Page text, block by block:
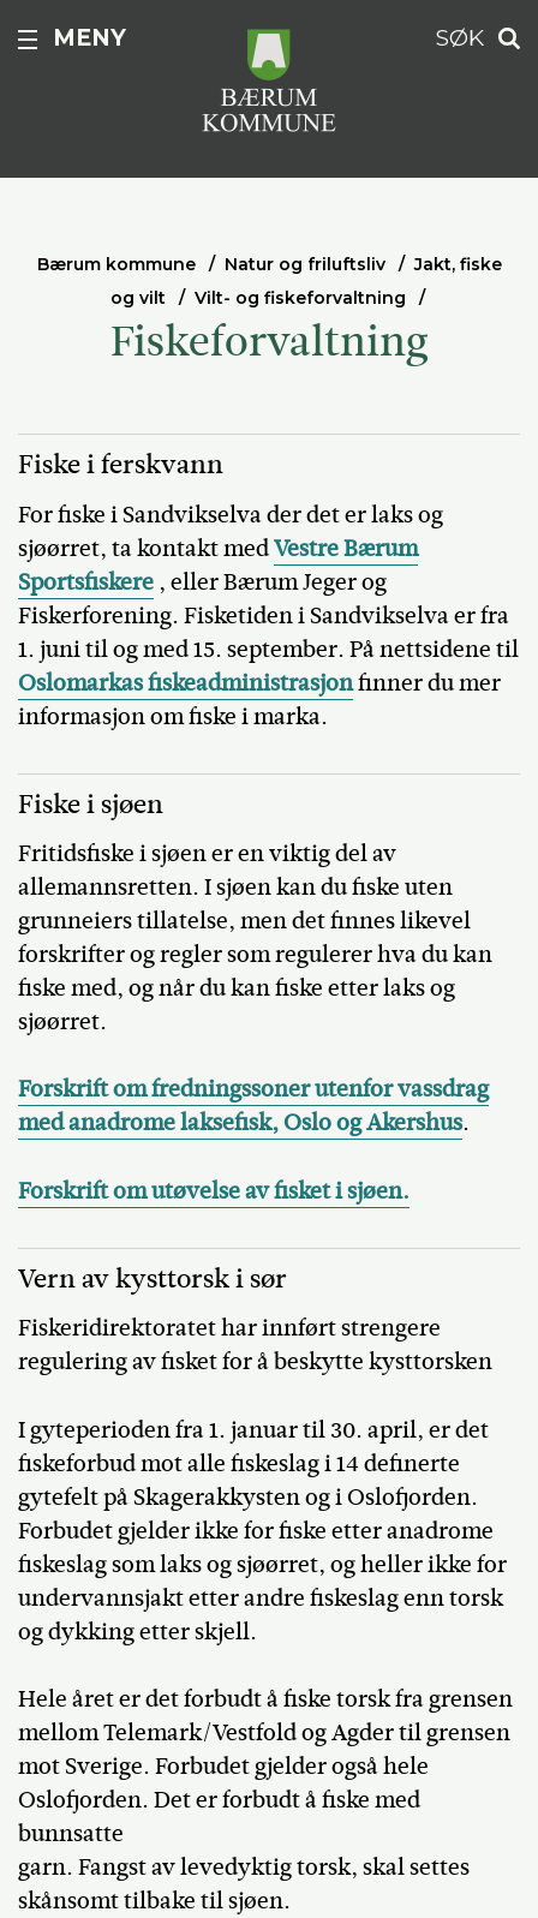
MENY SØK
Bærum kommune Natur og friluftsliv
Jakt, fiske
og vilt
Vilt- og fiskeforvaltning
Fiskeforvaltning
Fiske i ferskvann
For fiske i Sandvikselva der det er laks og
sjøørret, ta kontakt medVestre Bærum
Sportsfiskere , eller Bærum Jeger og
Fiskerforening. Fisketiden i Sandvikselva er fra
1. juni til og med 15. september. På nettsidene til
Oslomarkas fiskeadministrasjonfinner du mer
informasjon om fiske i marka.
Fiske i sjøen
Fritidsfiske i sjøen er en viktig del av
allemannsretten. I sjøen kan du fiske uten
grunneiers tillatelse, men det finnes likevel
forskrifter og regler som regulerer hva du kan
fiske med, og når du kan fiske etter laks og
sjøørret.
Forskrift om fredningssoner utenfor vassdrag
med anadrome laksefisk, Oslo og Akershus.
Forskrift om utøvelse av fisket i sjøen.
Vern av kysttorsk i sør
Fiskeridirektoratet har innført strengere
regulering av fisket for å beskytte kysttorsken
I gyteperioden fra 1. januar til 30. april, er det
fiskeforbud mot alle fiskeslag i 14 definerte
gytefelt på Skagerakkysten og i Oslofjorden.
Forbudet gjelder ikke for fiske etter anadrome
fiskeslag som laks og sjøørret, og heller ikke for
undervannsjakt etter andre fiskeslag enn torsk
og dykking etter skjell.
Hele året er det forbudt å fiske torsk fra grensen
mellom Telemark/Vestfold og Agder til grensen
mot Sverige. Forbudet gjelder også hele
Oslofjorden. Det er forbudt å fiske med
bunnsatte
garn. Fangst av levedyktig torsk, skal settes
skånsomt tilbake til sjøen.